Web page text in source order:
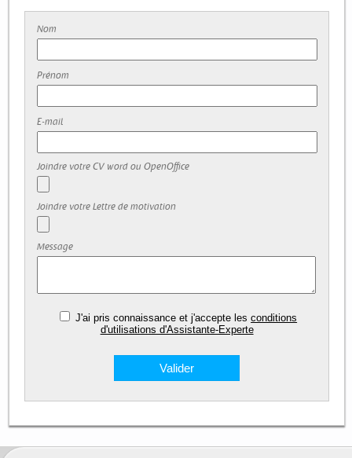
Nom
Prénom
E-mail
Joindre votre CV word ou OpenOffice
Joindre votre Lettre de motivation
Message
J'ai pris connaissance et j'accepte lesconditions
d'utilisations d'Assistante-Experte